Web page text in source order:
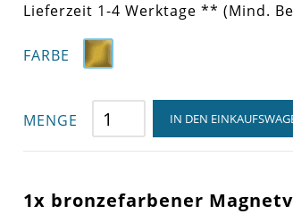
Lieferzeit 1-4 Werktage ** (Mind.
FARBE
MENGE IN DEN
1x bronzefarbener